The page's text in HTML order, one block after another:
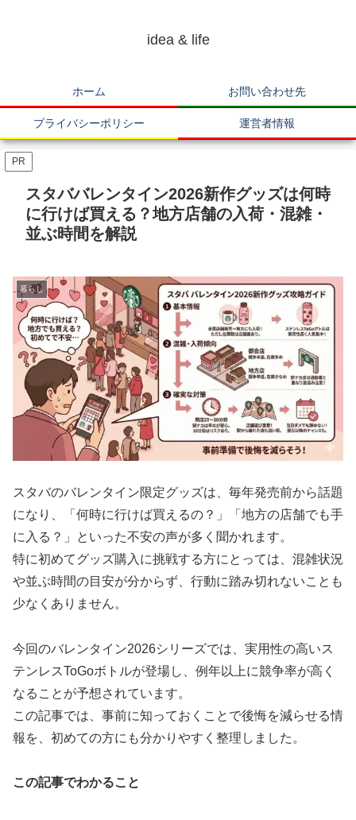
idea & life
ホーム お問い合わせ先
プライバシーポリシー 運営者情報
PR
スタババレンタイン2026新作グッズは何時
に行けば買える？地方店舗の入荷・混雑・
並ぶ時間を解説
暮らし
スタバのバレンタイン限定グッズは、毎年発売前から話題
になり、「何時に行けば買えるの？」「地方の店舗でも手
に入る？」といった不安の声が多く聞かれます。
特に初めてグッズ購入に挑戦する方にとっては、混雑状況
や並ぶ時間の目安が分からず、行動に踏み切れないことも
少なくありません。
今回のバレンタイン2026シリーズでは、実用性の高いス
テンレスToGoボトルが登場し、例年以上に競争率が高く
なることが予想されています。
この記事では、事前に知っておくことで後悔を減らせる情
報を、初めての方にも分かりやすく整理しました。
この記事でわかること